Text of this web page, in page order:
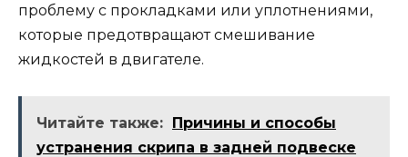
проблему с прокладками или уплотнениями,
которые предотвращают смешивание
жидкостей в двигателе.
Читайте также: Причины и способы
устранения скрипа в задней подвеске